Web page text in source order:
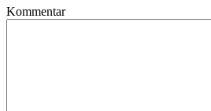
Kommentar